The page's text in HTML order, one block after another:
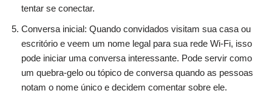
tentar se conectar.
Conversa inicial: Quando convidados visitam sua casa ou
escritório e veem um nome legal para sua rede Wi-Fi, isso
pode iniciar uma conversa interessante. Pode servir como
um quebra-gelo ou tópico de conversa quando as pessoas
notam o nome único e decidem comentar sobre ele.